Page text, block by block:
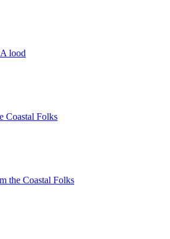
lood
Coastal Folks
the Coastal Folks